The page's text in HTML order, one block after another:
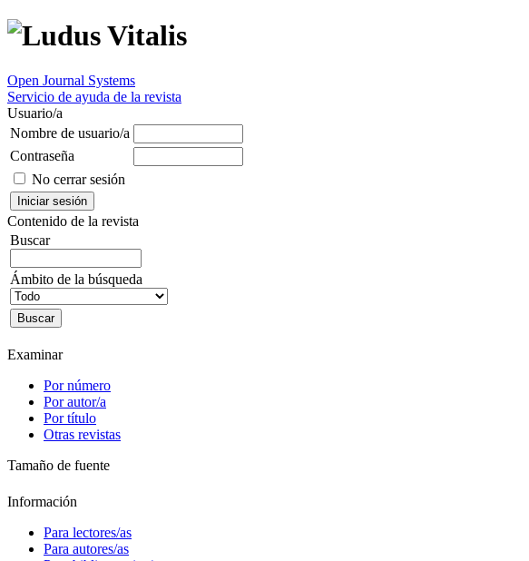
Open Journal Systems
Servicio de ayuda de la revista
Usuario/a
Nombre de usuario/a
Contraseña
No cerrar sesión
Contenido de la revista
Buscar
Ámbito de la búsqueda
Examinar
Por número
Por autor/a
Por título
Otras revistas
Tamaño de fuente
Información
Para lectores/as
Para autores/as